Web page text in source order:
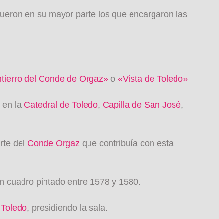
en su mayor parte los que encargaron las
del Conde de Orgaz» o«Vista de Toledo»
en la Catedral de Toledo, Capilla de San José,
del Conde Orgaz que contribuía con esta
cuadro pintado entre 1578 y 1580.
, presidiendo la sala.